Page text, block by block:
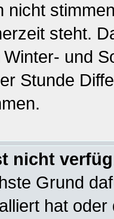
nicht
steht.
und
Stunde
nicht
Grund
hat